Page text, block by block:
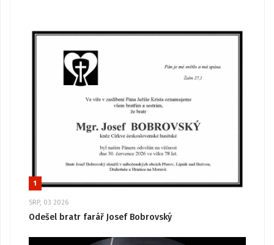
1
SRP, 03 2026
Odešel bratr farář Josef Bobrovský